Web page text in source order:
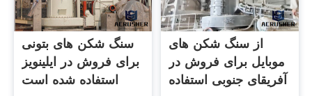
سنگ شکن های بتونی
برای فروش در ایلینویز
استفاده شده است
از سنگ شکن های
موبایل برای فروش در
آفریقای جنوبی استفاده